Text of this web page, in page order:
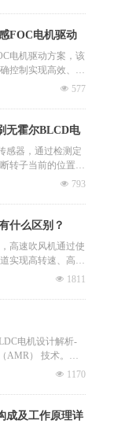
判断的方法。
FOC电机驱动
电机驱动方案，该
控制实现高效、低
。11万转无刷电机
升干发效率。应用
、重量轻的风筒
넶 577
无霍尔BLCD电
感器，通过检测定
转子当前的位置。
优点就是降低了成
传感器容易受温度
率较高。因此，无
넶 793
什么区别？
高速吹风机通过使
实现高转速、高风
的是碳刷电机，转
每分钟10万转以
设计不同，我们知
喇叭状，在出风口
就是基于此原理进
力进一步提高，因
在吹头发时有高温
넶 1811
电机设计解析-
AMR） 技术。一
机轴的末端安装
不接触的情况下确
越的速度与扭矩特
넶 1170
成及工作原理详